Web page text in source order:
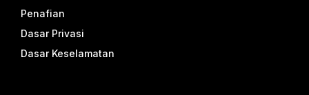
Penafian
Dasar Privasi
Dasar Keselamatan